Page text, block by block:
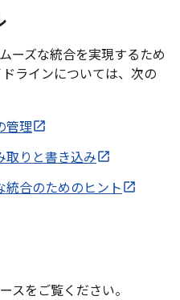
ーズな統合を実現するため
ラインについては、次の
管理
取りと書き込み
統合のためのヒント
スをご覧ください。